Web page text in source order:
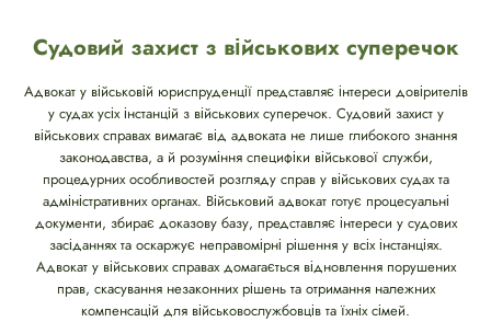
Судовий захист з військових суперечок
Адвокат у військовій юриспруденції представляє інтереси довірителів
у судах усіх інстанцій з військових суперечок. Судовий захист у
військових справах вимагає від адвоката не лише глибокого знання
законодавства, а й розуміння специфіки військової служби,
процедурних особливостей розгляду справ у військових судах та
адміністративних органах. Військовий адвокат готує процесуальні
документи, збирає доказову базу, представляє інтереси у судових
засіданнях та оскаржує неправомірні рішення у всіх інстанціях.
Адвокат у військових справах домагається відновлення порушених
прав, скасування незаконних рішень та отримання належних
компенсацій для військовослужбовців та їхніх сімей.